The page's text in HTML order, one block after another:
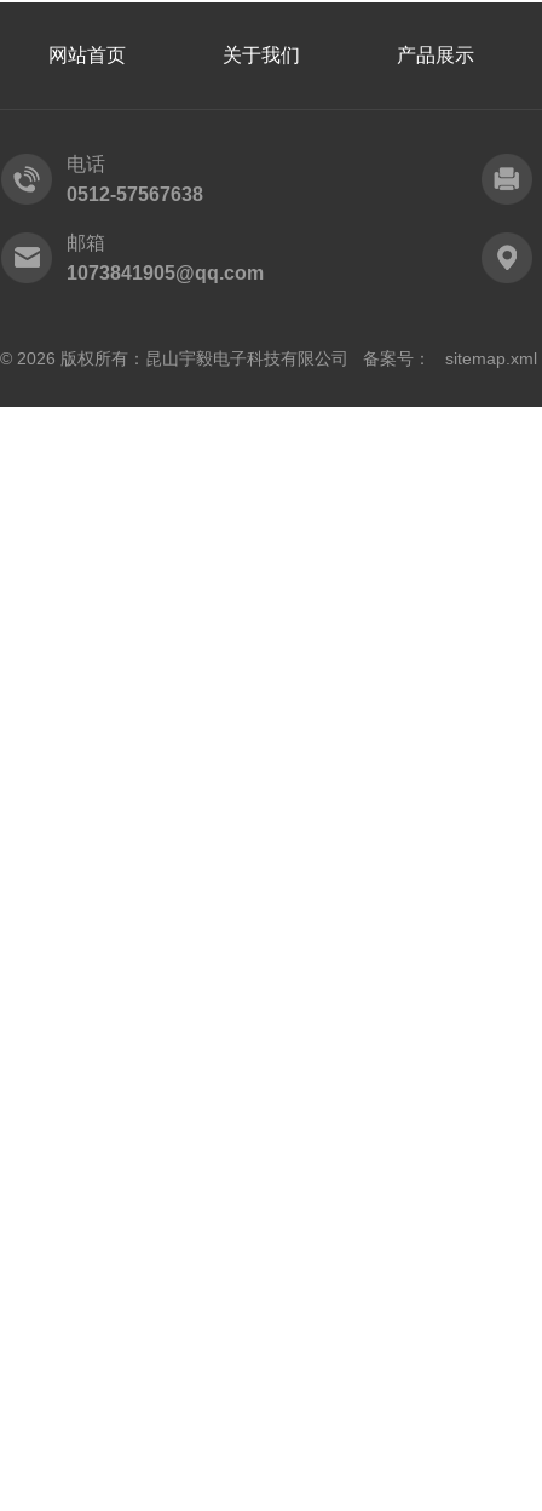
网站首页 关于我们 产品展示
电话
0512-57567638
邮箱
1073841905@qq.com
© 2026 版权所有：昆山宇毅电子科技有限公司 备案号： sitemap.xml